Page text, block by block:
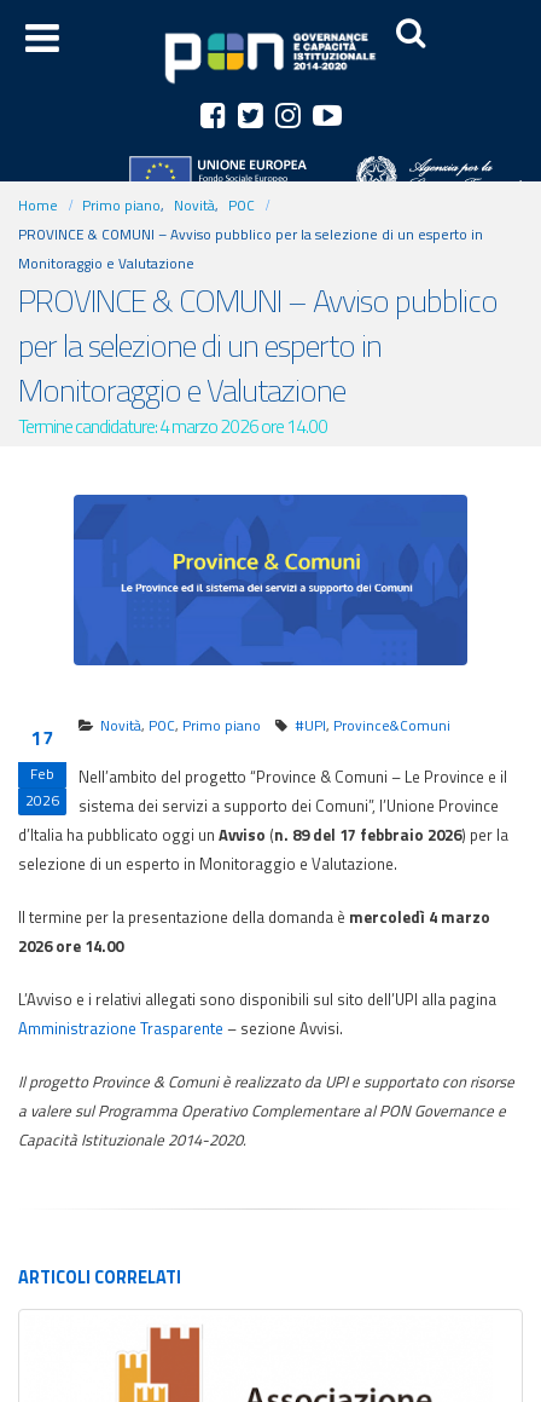
Home Primo piano, Novità, POC
PROVINCE & COMUNI – Avviso pubblico per la selezione di un esperto in
Monitoraggio e Valutazione
PROVINCE & COMUNI – Avviso pubblico
per la selezione di un esperto in
Monitoraggio e Valutazione
Termine candidature: 4 marzo 2026 ore 14.00
17
Feb
2026
Novità, POC, Primo piano #UPI, Province&Comuni
Nell’ambito del progetto “Province & Comuni – Le Province e il
sistema dei servizi a supporto dei Comuni”, l’Unione Province
d’Italia ha pubblicato oggi un Avviso (n. 89 del 17 febbraio 2026) per la
selezione di un esperto in Monitoraggio e Valutazione.
Il termine per la presentazione della domanda è mercoledì 4 marzo
2026 ore 14.00
L’Avviso e i relativi allegati sono disponibili sul sito dell’UPI alla pagina
Amministrazione Trasparente – sezione Avvisi.
Il progetto Province & Comuni è realizzato da UPI e supportato con risorse
a valere sul Programma Operativo Complementare al PON Governance e
Capacità Istituzionale 2014-2020.
ARTICOLI CORRELATI